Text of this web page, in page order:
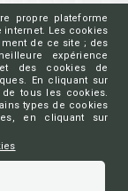
propre plateforme
internet. Les cookies
de ce site ; des
expérience
des cookies de
En cliquant sur
de tous les cookies.
types de cookies
en cliquant sur